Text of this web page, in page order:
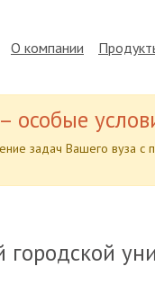
О компании
особые
задач Вашего вуза с
городской